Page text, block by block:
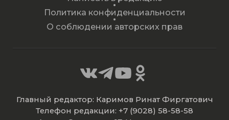
Политика конфиденциальности
О соблюдении авторских прав
Главный редактор: Каримов Ринат Фиргатович
Телефон редакции: +7 (9028) 58-58-58